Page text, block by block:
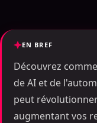
EN BREF
Découvrez
de AI et de
peut
augmentant vos